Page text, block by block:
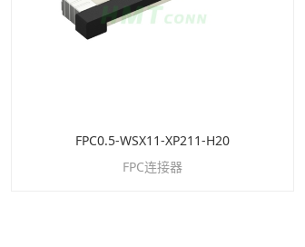
FPC0.5-WSX11-XP211-H20
FPC连接器